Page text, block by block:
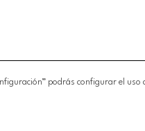
podrás configurar el uso